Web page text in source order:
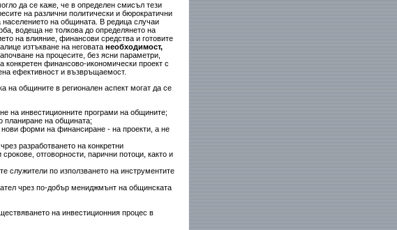
да се каже, че в определен смисъл тези
на различни политически и бюрократични
населението на общината. В редица случаи
водеща не толкова до определянето на
на влияние, финансови средства и готовите
изтъкване на неговатанеобходимост,
на процесите, без ясни параметри,
конкретен финансово-икономически проект с
ефективност и възвръщаемост.
на общините в регионален аспект могат да се
на инвестиционните програми на общините;
планиране на общината;
нови форми на финансиране - на проекти, а не
разработването на конкретни
отговорности, парични потоци, както и
служители по използването на инструментите
чрез по-добър мениджмънт на общинската
на инвестиционния процес в